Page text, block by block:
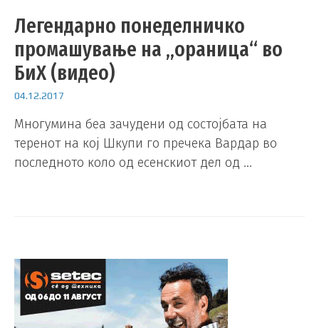
Легендарно понеделничко
промашување на „ораница“ во
БиХ (видео)
04.12.2017
Многумина беа зачудени од состојбата на
теренот на кој Шкупи го пречека Вардар во
последното коло од есенскиот дел од …